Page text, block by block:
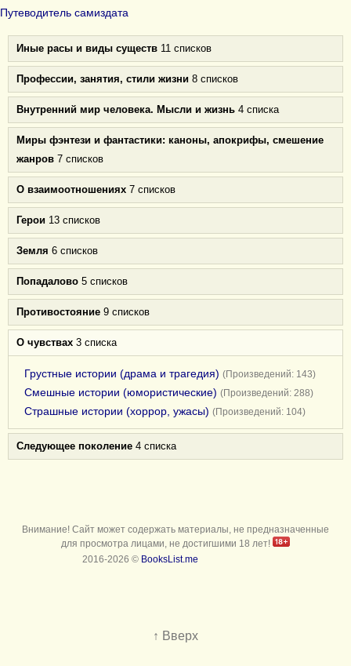
Путеводитель самиздата
Иные расы и виды существ 11 списков
Профессии, занятия, стили жизни 8 списков
Внутренний мир человека. Мысли и жизнь 4 списка
Миры фэнтези и фантастики: каноны, апокрифы, смешение
жанров 7 списков
О взаимоотношениях 7 списков
Герои 13 списков
Земля 6 списков
Попадалово 5 списков
Противостояние 9 списков
О чувствах 3 списка
Грустные истории (драма и трагедия) (Произведений: 143)
Смешные истории (юмористические) (Произведений: 288)
Страшные истории (хоррор, ужасы) (Произведений: 104)
Следующее поколение 4 списка
Внимание! Сайт может содержать материалы, не предназначенные
для просмотра лицами, не достигшими 18 лет!
2016-2026 © BooksList.me
↑ Вверх